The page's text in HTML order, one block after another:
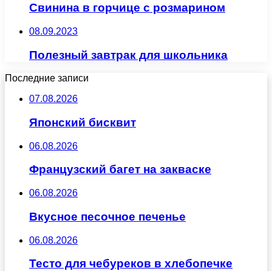
Свинина в горчице с розмарином
08.09.2023
Полезный завтрак для школьника
Последние записи
07.08.2026
Японский бисквит
06.08.2026
Французский багет на закваске
06.08.2026
Вкусное песочное печенье
06.08.2026
Тесто для чебуреков в хлебопечке